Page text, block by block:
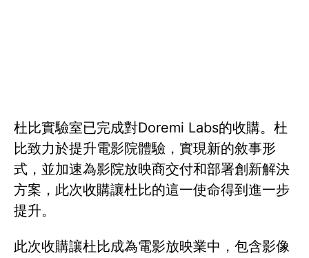
杜比實驗室已完成對Doremi Labs的收購。杜
比致力於提升電影院體驗，實現新的敘事形
式，並加速為影院放映商交付和部署創新解決
方案，此次收購讓杜比的這一使命得到進一步
提升。
此次收購讓杜比成為電影放映業中，包含影像